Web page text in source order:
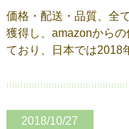
価格・配送・品質、全
獲得し、amazonから
ており、日本では2018
2018/10/27